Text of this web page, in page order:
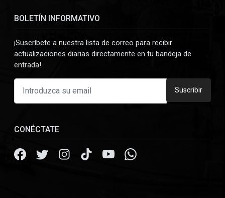
BOLETÍN INFORMATIVO
¡Suscríbete a nuestra lista de correo para recibir
actualizaciones diarias directamente en tu bandeja de
entrada!
Suscribir
CONÉCTATE